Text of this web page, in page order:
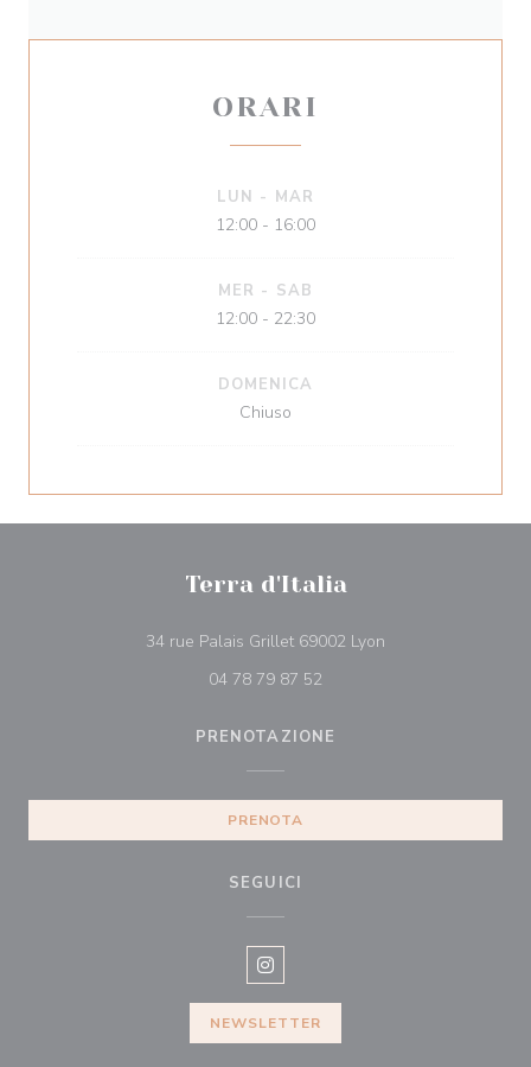
ORARI
LUN - MAR
12:00 - 16:00
MER - SAB
12:00 - 22:30
DOMENICA
Chiuso
Terra d'Italia
34 rue Palais Grillet 69002 Lyon
04 78 79 87 52
PRENOTAZIONE
PRENOTA
SEGUICI
Instagram ((apre una nuova
NEWSLETTER